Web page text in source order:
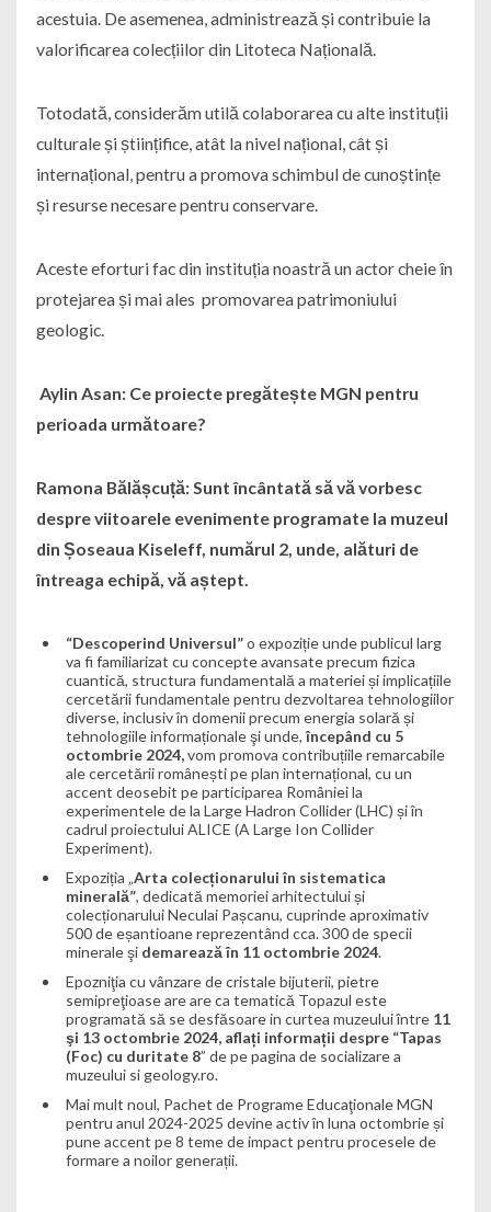
acestuia. De asemenea, administrează și contribuie la
valorificarea colecțiilor din Litoteca Națională.
Totodată, considerăm utilă colaborarea cu alte instituții
culturale și științifice, atât la nivel național, cât și
internațional, pentru a promova schimbul de cunoștințe
și resurse necesare pentru conservare.
Aceste eforturi fac din instituția noastră un actor cheie în
protejarea și mai ales promovarea patrimoniului
geologic.
Aylin Asan: Ce proiecte pregătește MGN pentru
perioada următoare?
Ramona Bălășcuță: Sunt încântată să vă vorbesc
despre viitoarele evenimente programate la muzeul
din Șoseaua Kiseleff, numărul 2, unde, alături de
întreaga echipă, vă aștept.
“Descoperind Universul”o expoziție unde publicul larg
va fi familiarizat cu concepte avansate precum fizica
cuantică, structura fundamentală a materiei și implicațiile
cercetării fundamentale pentru dezvoltarea tehnologiilor
diverse, inclusiv în domenii precum energia solară și
tehnologiile informaționale şi unde,începând cu 5
octombrie 2024,vom promova contribuțiile remarcabile
ale cercetării românești pe plan internațional, cu un
accent deosebit pe participarea României la
experimentele de la Large Hadron Collider (LHC) și în
cadrul proiectului ALICE (A Large Ion Collider
Experiment).
Expoziția „Arta colecționarului în sistematica
minerală”, dedicată memoriei arhitectului și
colecționarului Neculai Pașcanu, cuprinde aproximativ
500 de eșantioane reprezentând cca. 300 de specii
minerale şi demarează în 11 octombrie 2024.
Epozniţia cu vânzare de cristale bijuterii, pietre
semipreţioase are are ca tematică Topazul este
programată să se desfăsoare in curtea muzeului între 11
şi 13 octombrie 2024, aflați informații despre “Tapas
(Foc) cu duritate 8” de pe pagina de socializare a
muzeului si geology.ro.
Mai mult noul, Pachet de Programe Educaţionale MGN
pentru anul 2024-2025 devine activ în luna octombrie și
pune accent pe 8 teme de impact pentru procesele de
formare a noilor generații.